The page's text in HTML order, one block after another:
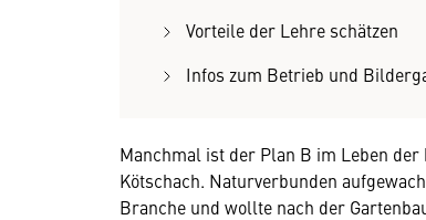
Vorteile der Lehre schätzen
Infos zum Betrieb und
Manchmal ist der Plan B im Leben
Kötschach. Naturverbunden
Branche und wollte nach der